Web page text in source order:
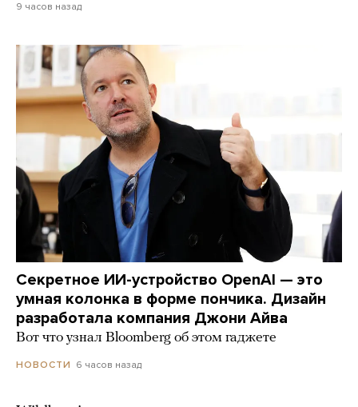
9 часов назад
Секретное ИИ-устройство OpenAI — это
умная колонка в форме пончика. Дизайн
разработала компания Джони Айва
Вот что узнал Bloomberg об этом гаджете
НОВОСТИ 6 часов назад